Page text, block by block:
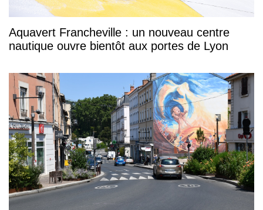
Aquavert Francheville : un nouveau centre
nautique ouvre bientôt aux portes de Lyon